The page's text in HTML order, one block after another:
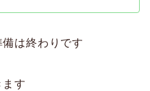
は終わりです
す